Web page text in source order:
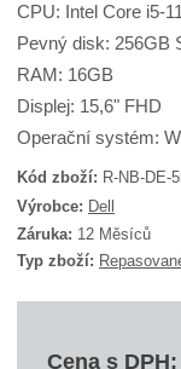
CPU: Intel Core i5-
Pevný disk: 256GB
RAM: 16GB
Displej: 15,6" FHD
Operační systém:
Kód zboží: R-NB-DE-
K
ó
d
d
d
Výrobce: Dell
Záruka: 12 Měsíců
Typ zboží:
Cena s DPH: